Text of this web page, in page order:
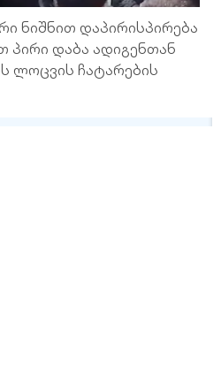
ნიშნით დაპირისპირება
პირი დაბა ადიგენთან
ლოცვის ჩატარების